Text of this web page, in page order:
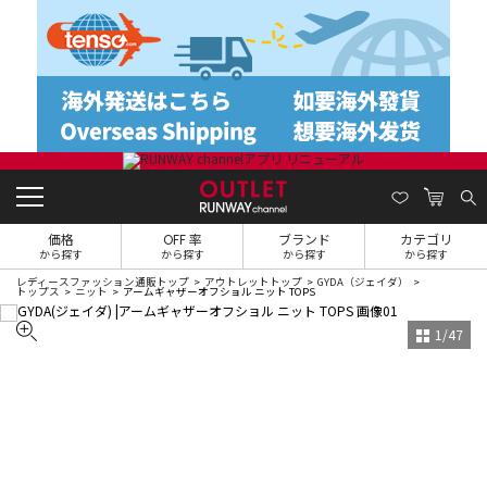
価格
から探す
OFF 率
から探す
ブランド
から探す
カテゴリ
から探す
レディースファッション通販トップ アウトレットトップ GYDA（ジェイダ）
トップス ニット アームギャザーオフショル ニット TOPS
1 /47